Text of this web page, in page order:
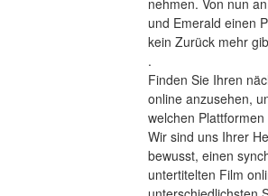
nehmen. Von nun
und Emerald einen
kein Zurück mehr
.
Finden Sie Ihren
online anzusehen,
welchen
Wir sind uns Ihrer
bewusst, einen
untertitelten Film